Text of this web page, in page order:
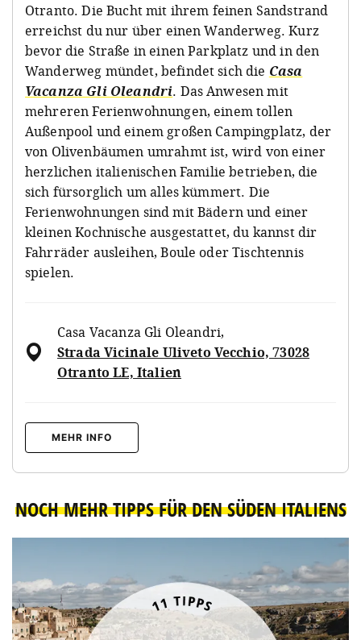
Otranto. Die Bucht mit ihrem feinen Sandstrand
erreichst du nur über einen Wanderweg. Kurz
bevor die Straße in einen Parkplatz und in den
Wanderweg mündet, befindet sich die Casa
Vacanza Gli Oleandri. Das Anwesen mit
mehreren Ferienwohnungen, einem tollen
Außenpool und einem großen Campingplatz, der
von Olivenbäumen umrahmt ist, wird von einer
herzlichen italienischen Familie betrieben, die
sich fürsorglich um alles kümmert. Die
Ferienwohnungen sind mit Bädern und einer
kleinen Kochnische ausgestattet, du kannst dir
Fahrräder ausleihen, Boule oder Tischtennis
spielen.
Casa Vacanza Gli Oleandri,
Strada Vicinale Uliveto Vecchio, 73028
Otranto LE, Italien
MEHR INFO
NOCH MEHR TIPPS FÜR DEN SÜDEN ITALIENS